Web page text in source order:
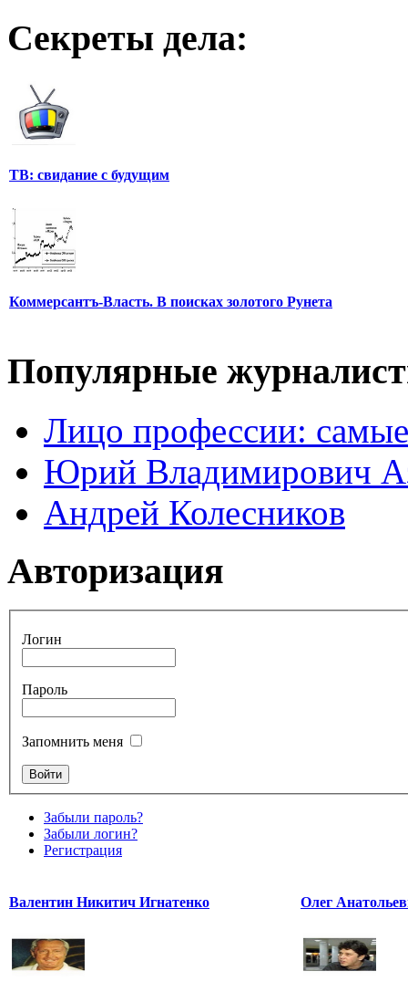
Секреты дела:
ТВ: свидание с будущим
Коммерсантъ-Власть. В поисках золотого Рунета
Популярные
Лицо профессии:
Юрий Владимирович
Андрей Колесников
Авторизация
Логин
Пароль
Запомнить меня
Забыли пароль?
Забыли логин?
Регистрация
Валентин Никитич Игнатенко Олег